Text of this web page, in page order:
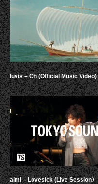
luvis – Oh (Official Music Video)
aimi – Lovesick (Live Session）